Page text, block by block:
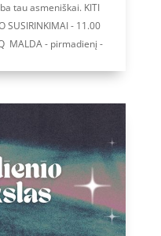
tau asmeniškai. KITI
SUSIRINKIMAI - 11.00
MALDA - pirmadienį -